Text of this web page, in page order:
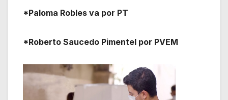
*Paloma Robles va por PT
*Roberto Saucedo Pimentel por PVEM